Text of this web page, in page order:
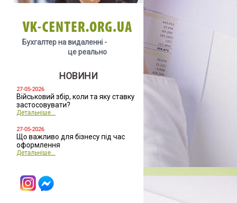
VK-CENTER.ORG.UA
Бухгалтер на видаленні -
це реально
НОВИНИ
27-05-2026
Військовий збір, коли та яку ставку
застосовувати?
Детальніше...
27-05-2026
Що важливо для бізнесу під час
оформлення
Детальніше...